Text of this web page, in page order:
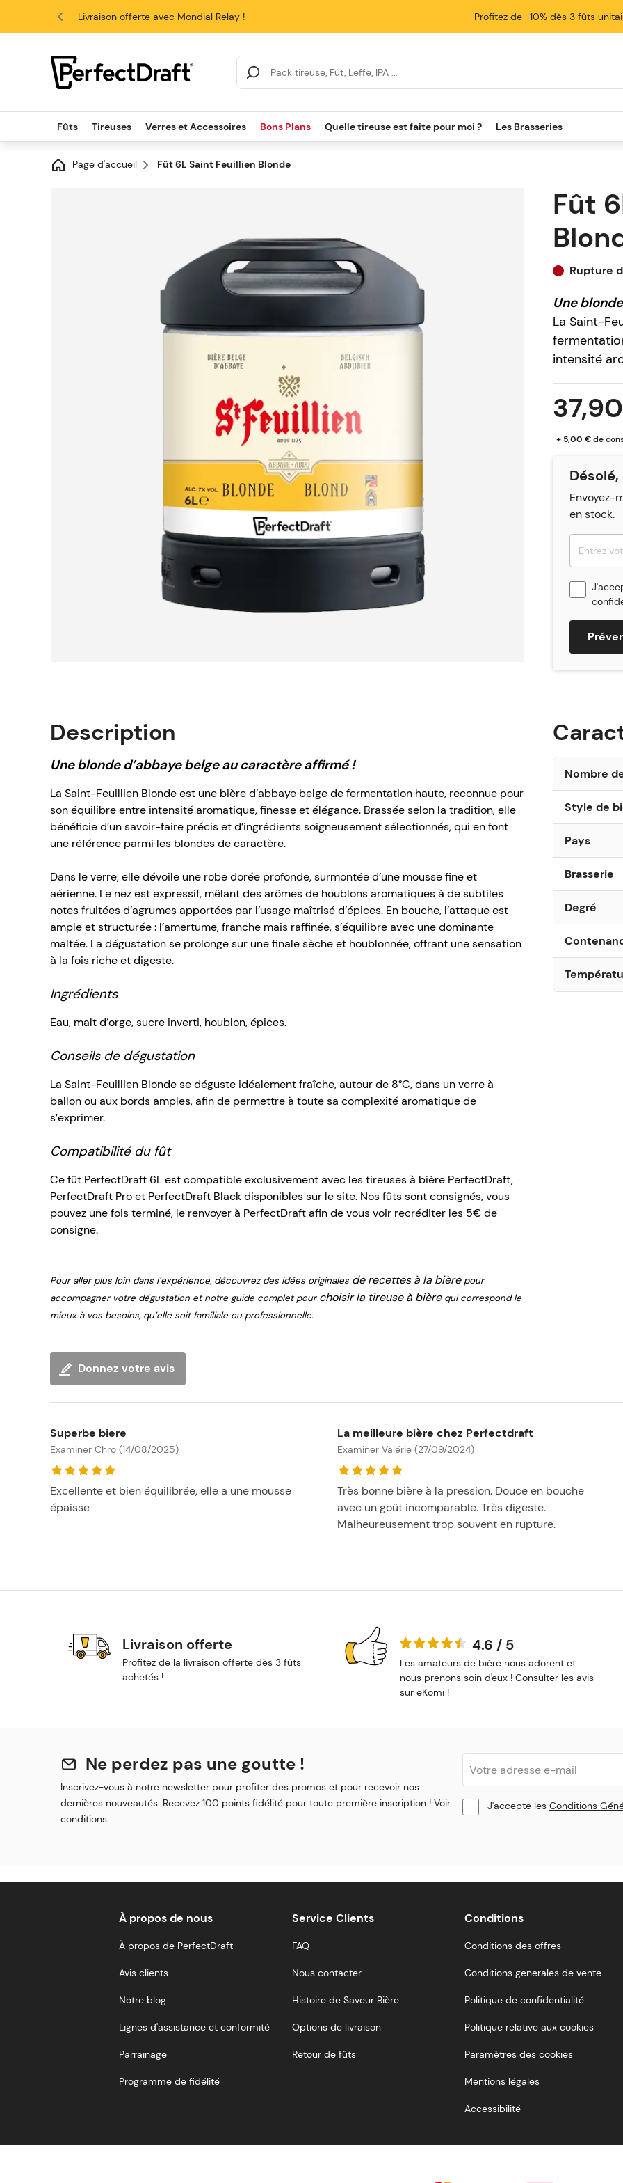
4.6/5 Livraison offerte avec Mondial Relay ! Profitez de -10% dès 3 fûts
Résultats de la recherche
Fûts Tireuses Verres et Accessoires Bons Plans Quelle tireuse est faite pour moi ? Les Brasseries
Page d'accueil Fût 6L Saint Feuillien Blonde
Fût
Rupture
Une
La Saint-
intensité
une
surmontée
expressif,
de
et
prolonge
sensation
Ingrédients
autour de
amples,
aromatique
avec les
PerfectDraft
consignés,
consigne.
Pour aller plus
+ 5,00 € de
Envoyez-
en stock.
Description
Une blonde d’abbaye belge au caractère affirmé !
La Saint-Feuillien Blonde est une bière d’abbaye belge de fermentation haute, reconnue pour
son équilibre entre intensité aromatique, finesse et élégance. Brassée selon la tradition, elle
bénéficie d’un savoir-faire précis et d’ingrédients soigneusement sélectionnés, qui en font
une référence parmi les blondes de caractère.
Dans le verre, elle dévoile une robe dorée profonde, surmontée d’une mousse fine et
aérienne. Le nez est expressif, mêlant des arômes de houblons aromatiques à de subtiles
notes fruitées d’agrumes apportées par l’usage maîtrisé d’épices. En bouche, l’attaque est
ample et structurée : l’amertume, franche mais raffinée, s’équilibre avec une dominante
maltée. La dégustation se prolonge sur une finale sèche et houblonnée, offrant une sensation
à la fois riche et digeste.
Ingrédients
Eau, malt d’orge, sucre inverti, houblon, épices.
Conseils de dégustation
La Saint-Feuillien Blonde se déguste idéalement fraîche, autour de 8°C, dans un verre à
ballon ou aux bords amples, afin de permettre à toute sa complexité aromatique de
s’exprimer.
Compatibilité du fût
Ce fût PerfectDraft 6L est compatible exclusivement avec les tireuses à bière PerfectDraft,
PerfectDraft Proet PerfectDraft Blackdisponibles sur le site. Nos fûts sont consignés, vous
pouvez une fois terminé, le renvoyer à PerfectDraft afin de vous voir recréditer les 5€ de
consigne.
Pour aller plus loin dans l’expérience, découvrez des idées originales de recettes à la bièrepour
accompagner votre dégustation et notre guide complet pour choisir la tireuse à bièrequi correspond le
mieux à vos besoins, qu’elle soit familiale ou professionnelle.
Nombre
Style de
Pays
Brasserie
Degré
Donnez votre avis
Superbe biere
Examiner Chro (14/08/2025)
Excellente et bien équilibrée, elle a une mousse
épaisse
La meilleure bière chez Perfectdraft
Examiner Valérie (27/09/2024)
Très bonne bière à la pression. Douce en bouche
avec un goût incomparable. Très digeste.
Malheureusement trop souvent en rupture.
Livraison offerte
Profitez de la livraison offerte dès 3 fûts
achetés !
4.6 / 5
Les amateurs de bière nous adorent et
nous prenons soin d'eux ! Consulter les avis
sur eKomi !
Ne perdez pas une goutte !
Inscrivez-vous à notre newsletter pour profiter des promos et pour recevoir nos
dernières nouveautés. Recevez 100 points fidélité pour toute première inscription ! Voir
conditions.
J'accepte les Conditions
À propos de nous
À propos de PerfectDraft
Avis clients
Notre blog
Lignes d'assistance et conformité
Parrainage
Programme de fidélité
Service Clients
FAQ
Nous contacter
Histoire de Saveur Bière
Options de livraison
Retour de fûts
Conditions
Conditions des offres
Conditions generales de vente
Politique de confidentialité
Politique relative aux cookies
Paramètres des cookies
Mentions légales
Accessibilité